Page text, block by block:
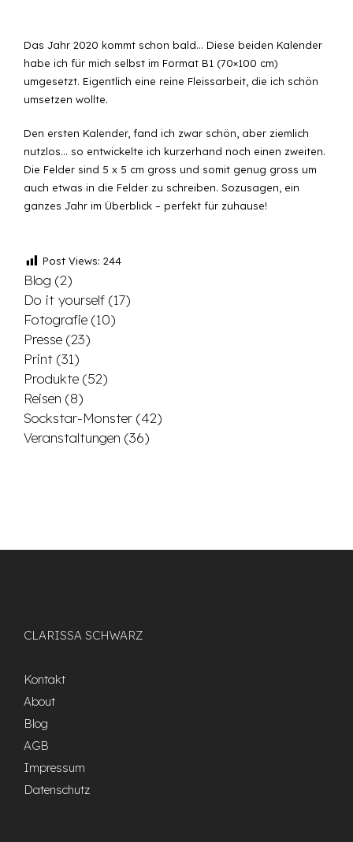
Das Jahr 2020 kommt schon bald… Diese beiden Kalender
habe ich für mich selbst im Format B1 (70×100 cm)
umgesetzt. Eigentlich eine reine Fleissarbeit, die ich schön
umsetzen wollte.
Den ersten Kalender, fand ich zwar schön, aber ziemlich
nutzlos… so entwickelte ich kurzerhand noch einen zweiten.
Die Felder sind 5 x 5 cm gross und somit genug gross um
auch etwas in die Felder zu schreiben. Sozusagen, ein
ganzes Jahr im Überblick – perfekt für zuhause!
Post Views: 244
Blog (2)
Do it yourself (17)
Fotografie (10)
Presse (23)
Print (31)
Produkte (52)
Reisen (8)
Sockstar-Monster (42)
Veranstaltungen (36)
CLARISSA SCHWARZ
Kontakt
About
Blog
AGB
Impressum
Datenschutz